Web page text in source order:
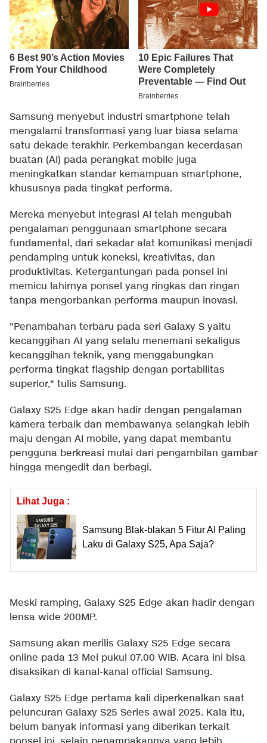
Samsung menyebut industri smartphone telah
mengalami transformasi yang luar biasa selama
satu dekade terakhir. Perkembangan kecerdasan
buatan (AI) pada perangkat mobile juga
meningkatkan standar kemampuan smartphone,
khususnya pada tingkat performa.
Mereka menyebut integrasi AI telah mengubah
pengalaman penggunaan smartphone secara
fundamental, dari sekadar alat komunikasi menjadi
pendamping untuk koneksi, kreativitas, dan
produktivitas. Ketergantungan pada ponsel ini
memicu lahirnya ponsel yang ringkas dan ringan
tanpa mengorbankan performa maupun inovasi.
"Penambahan terbaru pada seri Galaxy S yaitu
kecanggihan AI yang selalu menemani sekaligus
kecanggihan teknik, yang menggabungkan
performa tingkat flagship dengan portabilitas
superior," tulis Samsung.
Galaxy S25 Edge akan hadir dengan pengalaman
kamera terbaik dan membawanya selangkah lebih
maju dengan AI mobile, yang dapat membantu
pengguna berkreasi mulai dari pengambilan gambar
hingga mengedit dan berbagi.
Lihat Juga :
Samsung Blak-blakan 5 Fitur AI Paling
Laku di Galaxy S25, Apa Saja?
Meski ramping, Galaxy S25 Edge akan hadir dengan
lensa wide 200MP.
Samsung akan merilis Galaxy S25 Edge secara
online pada 13 Mei pukul 07.00 WIB. Acara ini bisa
disaksikan di kanal-kanal official Samsung.
Galaxy S25 Edge pertama kali diperkenalkan saat
peluncuran Galaxy S25 Series awal 2025. Kala itu,
belum banyak informasi yang diberikan terkait